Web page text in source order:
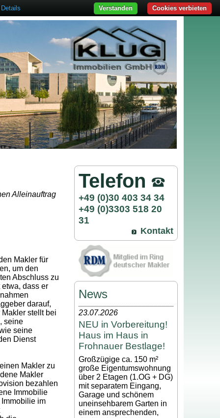
Alleinauftrag
Makler für
um den
Abschluss zu
dass er
darauf,
stellt bei
seine
seine
Dienst
Makler zu
Makler
bezahlen
Immobilie
im
Telefon
+49 (0)30 403 34 34
+49 (0)3303 518 20
31
Kontakt
News
23.07.2026
NEU in Vorbereitung!
Haus im Haus in
Frohnauer Bestlage!
Großzügige ca. 150 m²
große Eigentumswohnung
über 2 Etagen (1.OG + DG)
mit separatem Eingang,
Garage und schönem
uneinsehbarem Garten in
einem ansprechenden,
Details Cookies verbieten
Verstanden